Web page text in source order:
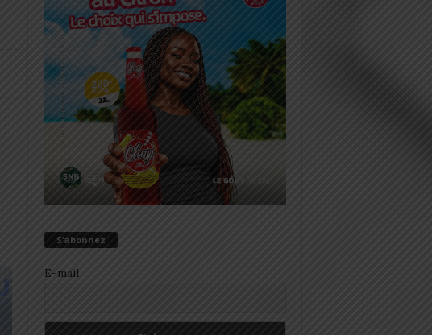
S’abonnez
E-mail